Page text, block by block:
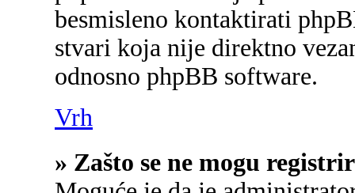
besmisleno kontaktirati
stvari koja nije direktno
odnosno phpBB software.
Vrh
» Zašto se ne mogu